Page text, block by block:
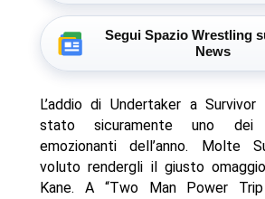
Segui Spazio Wrestling
News
L’addio di Undertaker a
stato sicuramente uno dei
emozionanti dell’anno. Molte
voluto rendergli il giusto
Kane. A “Two Man Power